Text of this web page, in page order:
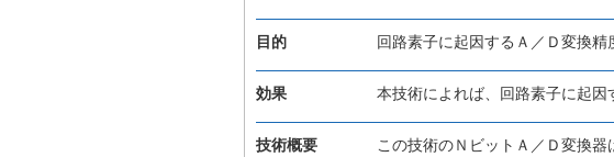
目的 回路素子に起因するＡ／Ｄ変換精
効果 本技術によれば、回路素子に起因
技術概要
この技術のＮビットＡ／Ｄ変換